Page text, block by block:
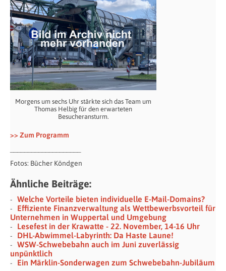
Morgens um sechs Uhr stärkte sich das Team um
Thomas Helbig für den erwarteten
Besucheransturm.
>> Zum Programm
Fotos: Bücher Köndgen
Ähnliche Beiträge:
Welche Vorteile bieten individuelle E-Mail-Domains?
Effiziente Finanzverwaltung als Wettbewerbsvorteil für
Unternehmen in Wuppertal und Umgebung
Lesefest in der Krawatte - 22. November, 14-16 Uhr
DHL-Abwimmel-Labyrinth: Da Haste Laune!
WSW-Schwebebahn auch im Juni zuverlässig
unpünktlich
Ein Märklin-Sonderwagen zum Schwebebahn-Jubiläum